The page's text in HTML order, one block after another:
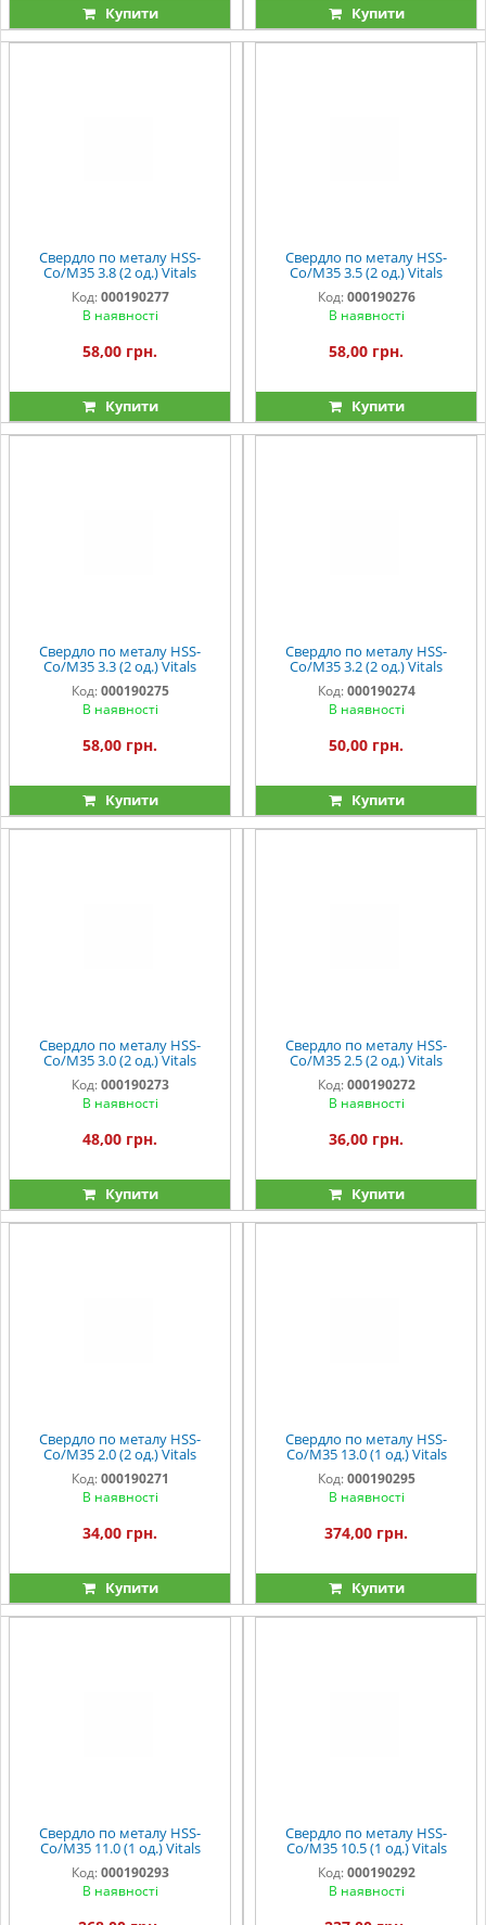
Купити Купити
Свердло по металу HSS-
Co/M35 3.8 (2 од.) Vitals
Professional
Код: 000190277
В наявності
58,00 грн.
Купити
Свердло по металу HSS-
Co/M35 3.5 (2 од.) Vitals
Professional
Код: 000190276
В наявності
58,00 грн.
Купити
Свердло по металу HSS-
Co/M35 3.3 (2 од.) Vitals
Professional
Код: 000190275
В наявності
58,00 грн.
Купити
Свердло по металу HSS-
Co/M35 3.2 (2 од.) Vitals
Professional
Код: 000190274
В наявності
50,00 грн.
Купити
Свердло по металу HSS-
Co/M35 3.0 (2 од.) Vitals
Professional
Код: 000190273
В наявності
48,00 грн.
Купити
Свердло по металу HSS-
Co/M35 2.5 (2 од.) Vitals
Professional
Код: 000190272
В наявності
36,00 грн.
Купити
Свердло по металу HSS-
Co/M35 2.0 (2 од.) Vitals
Professional
Код: 000190271
В наявності
34,00 грн.
Купити
Свердло по металу HSS-
Co/M35 13.0 (1 од.) Vitals
Professional
Код: 000190295
В наявності
374,00 грн.
Купити
Свердло по металу HSS-
Co/M35 11.0 (1 од.) Vitals
Код: 000190293
В наявності
Свердло по металу HSS-
Co/M35 10.5 (1 од.) Vitals
Код: 000190292
В наявності